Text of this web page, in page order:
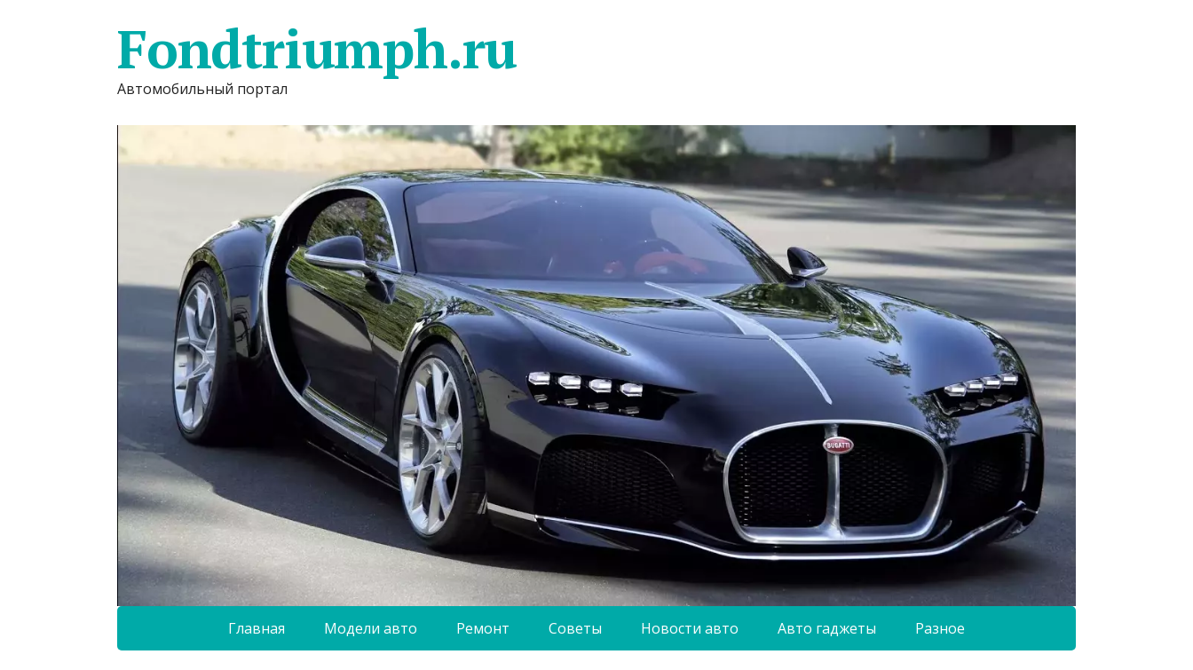
Fondtriumph.ru
Автомобильный портал
Главная Модели авто Ремонт Советы Новости авто Авто гаджеты Разное